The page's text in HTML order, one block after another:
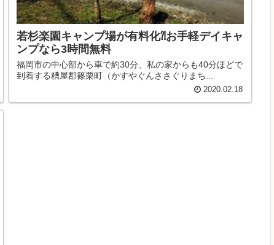
若杉楽園キャンプ場が有料化⁈お手軽デイキャ
ンプなら3時間無料
福岡市の中心部から車で約30分、私の家からも40分ほどで
到着する糟屋郡篠栗町（かすやぐんささぐりまち...
2020.02.18